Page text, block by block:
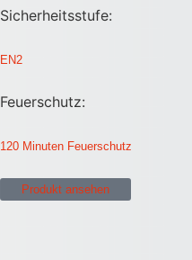
Sicherheitsstufe:
EN2
Feuerschutz:
120 Minuten Feuerschutz
Produkt ansehen